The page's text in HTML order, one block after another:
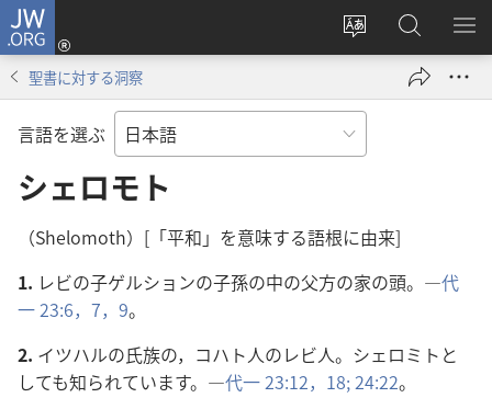
JW.ORG
サ
ト
の
言
変
る
ロ
グ
ン
し
ブ
開
JW.ORG
の
検
メ
を
聖書に対する洞察
言語を選ぶ
シェロモト
（Shelomoth）[「平和」を意味する語根に由来]
1. レビの子ゲルションの子孫の中の父方の家の頭。―代
一 23:6，7， 9。
2. イツハルの氏族の，コハト人のレビ人。シェロミトと
しても知られています。―代一 23:12， 18;24:22。